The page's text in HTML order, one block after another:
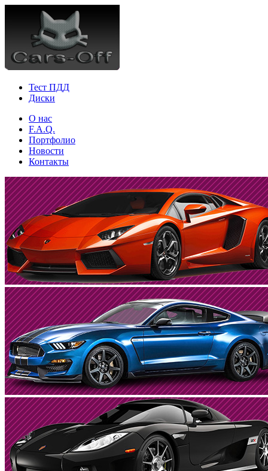
Тест ПДД
Диски
О нас
F.A.Q.
Портфолио
Новости
Контакты